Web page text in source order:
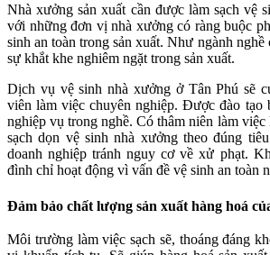
Nhà xưởng sản xuất cần được làm sạch vệ
với những đơn vị nhà xưởng có ràng buộc
sinh an toàn trong sản xuất. Như ngành nghề
sự khắt khe nghiêm ngặt trong sản xuất.
Dịch vụ vệ sinh nhà xưởng ở Tân Phú sẽ
viên làm việc chuyên nghiệp. Được đào tạo
nghiệp vụ trong nghề. Có thâm niên làm việc
sạch dọn vệ sinh nhà xưởng theo đúng
doanh nghiệp tránh nguy cơ về xử phạt.
đình chỉ hoạt động vì vấn đề vệ sinh an toàn
Đảm bảo chất lượng sản xuất hàng hoá
Môi trường làm việc sạch sẽ, thoáng đáng